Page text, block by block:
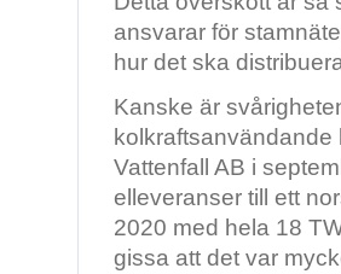
ansvarar för
hur det ska
Kanske är
Vattenfall AB i
elleveranser till ett
2020 med hela 18
gissa att det var